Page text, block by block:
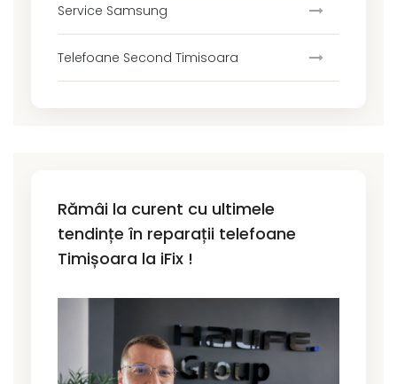
Service Samsung
Telefoane Second Timisoara
Rămâi la curent cu ultimele
tendințe în reparații telefoane
Timișoara la iFix !